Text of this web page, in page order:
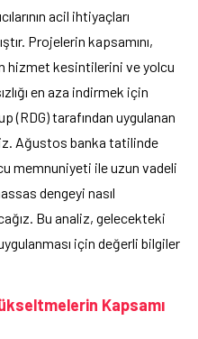
acil ihtiyaçları
Projelerin kapsamını,
hizmet kesintilerini ve yolcu
en aza indirmek için
(RDG) tarafından uygulanan
Ağustos banka tatilinde
memnuniyeti ile uzun vadeli
dengeyi nasıl
Bu analiz, gelecekteki
için değerli bilgiler
Kapsamı